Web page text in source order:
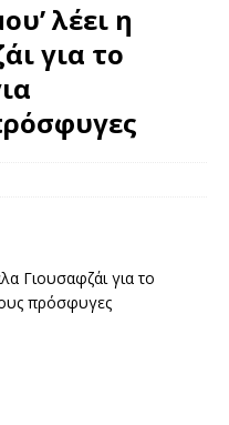
λέει η
για το
Γιουσαφζάι για το
πρόσφυγες